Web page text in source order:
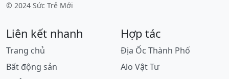
© 2024 Sức Trẻ Mới
Liên kết nhanh
Trang chủ
Bất động sản
Hợp tác
Địa Ốc Thành Phố
Alo Vật Tư